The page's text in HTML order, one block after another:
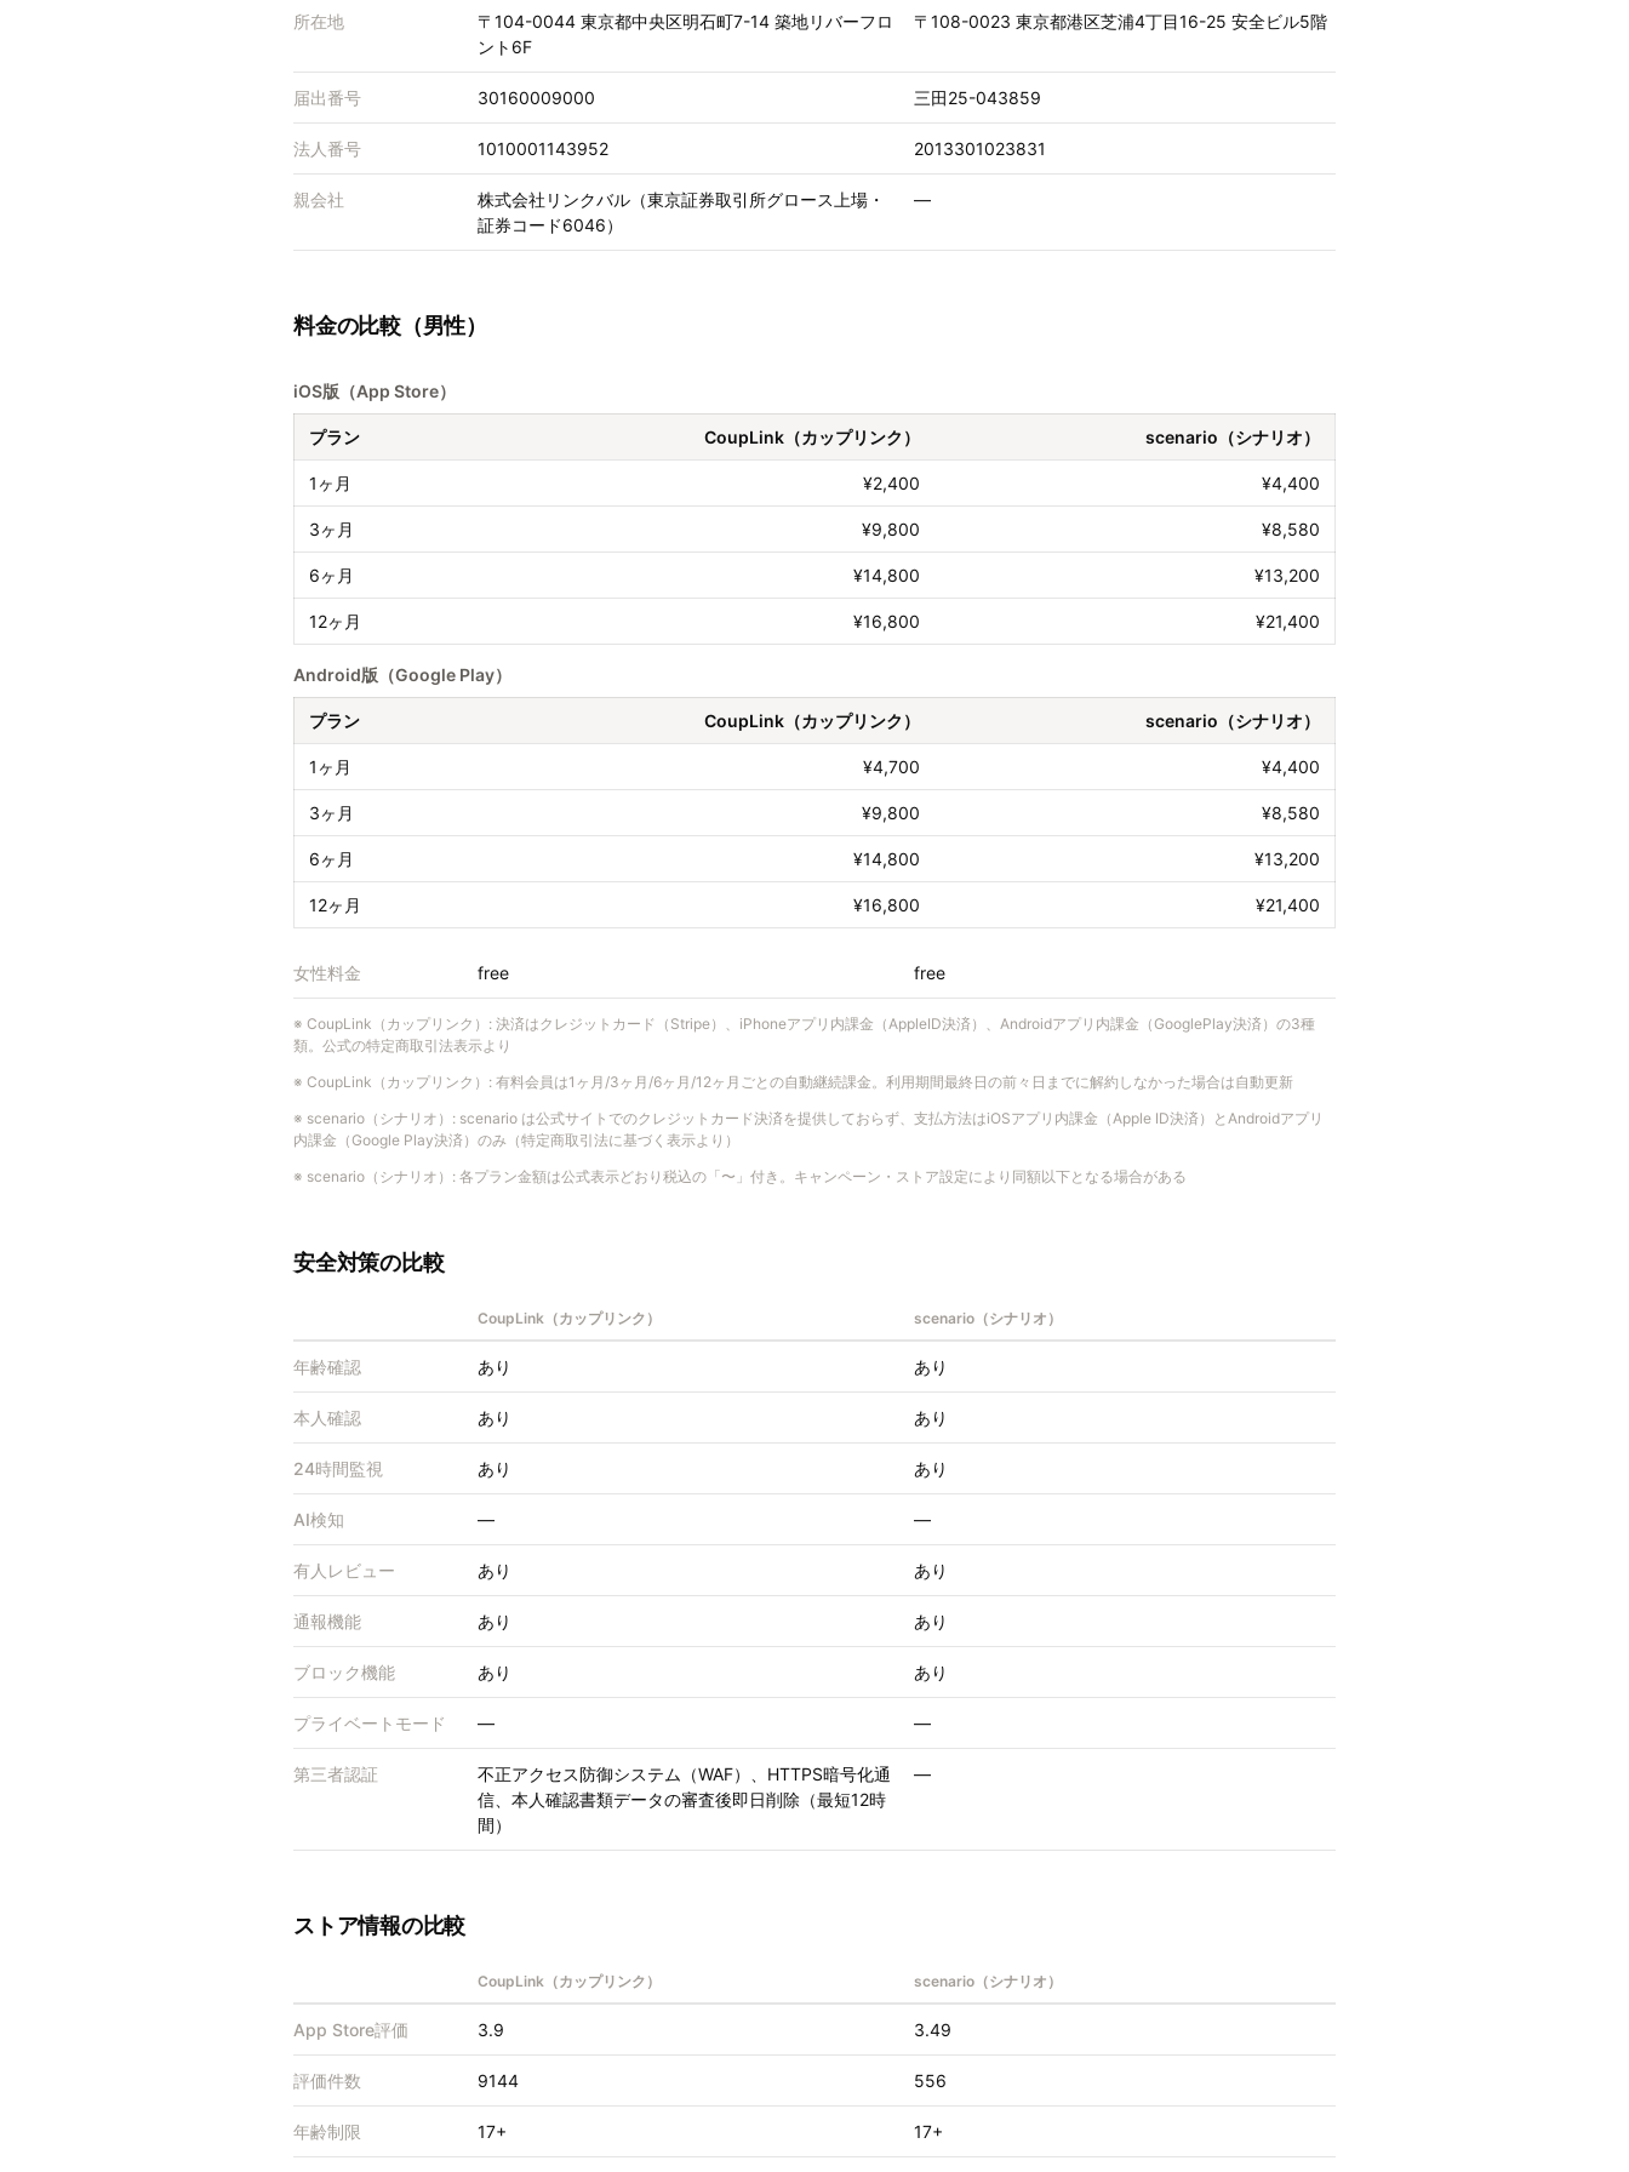
所在地
〒104-0044 東京都中央区明石町7-14 築地リバーフロ
ント6F
〒108-0023 東京都港区芝浦4丁目16-25 安全ビル5階
届出番号 30160009000 三田25-043859
法人番号 1010001143952 2013301023831
親会社
株式会社リンクバル（東京証券取引所グロース上場・
証券コード6046）
—
料金の比較（男性）
iOS版（App Store）
プラン CoupLink（カップリンク） scenario（シナリオ）
1ヶ月 ¥2,400 ¥4,400
3ヶ月 ¥9,800 ¥8,580
6ヶ月 ¥14,800 ¥13,200
12ヶ月 ¥16,800 ¥21,400
Android版（Google Play）
プラン CoupLink（カップリンク） scenario（シナリオ）
1ヶ月 ¥4,700 ¥4,400
3ヶ月 ¥9,800 ¥8,580
6ヶ月 ¥14,800 ¥13,200
12ヶ月 ¥16,800 ¥21,400
女性料金 free free
※ CoupLink（カップリンク） : 決済はクレジットカード（Stripe）、iPhoneアプリ内課金（AppleID決済）、Androidアプリ内課金（GooglePlay決済）の3種
類。公式の特定商取引法表示より
※ CoupLink（カップリンク） : 有料会員は1ヶ月/3ヶ月/6ヶ月/12ヶ月ごとの自動継続課金。利用期間最終日の前々日までに解約しなかった場合は自動更新
※ scenario（シナリオ） : scenario は公式サイトでのクレジットカード決済を提供しておらず、支払方法はiOSアプリ内課金（Apple ID決済）とAndroidアプリ
内課金（Google Play決済）のみ（特定商取引法に基づく表示より）
※ scenario（シナリオ） : 各プラン金額は公式表示どおり税込の「〜」付き。キャンペーン・ストア設定により同額以下となる場合がある
安全対策の比較
CoupLink（カップリンク） scenario（シナリオ）
年齢確認 あり あり
本人確認 あり あり
24時間監視 あり あり
AI検知 — —
有人レビュー あり あり
通報機能 あり あり
ブロック機能 あり あり
プライベートモード — —
第三者認証
不正アクセス防御システム（WAF）、HTTPS暗号化通
信、本人確認書類データの審査後即日削除（最短12時
間）
—
ストア情報の比較
CoupLink（カップリンク） scenario（シナリオ）
App Store評価 3.9 3.49
評価件数 9144 556
年齢制限 17+ 17+